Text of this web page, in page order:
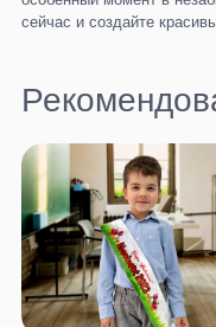
сейчас и создайте